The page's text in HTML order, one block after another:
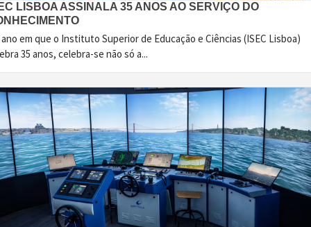
LISBOA ASSINALA 35 ANOS AO SERVIÇO DO
em que o Instituto Superior de Educação e Ciências (ISEC Lisboa)
35 anos, celebra-se não só a...